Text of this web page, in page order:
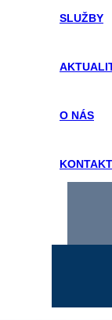
SLUŽBY
O NÁS